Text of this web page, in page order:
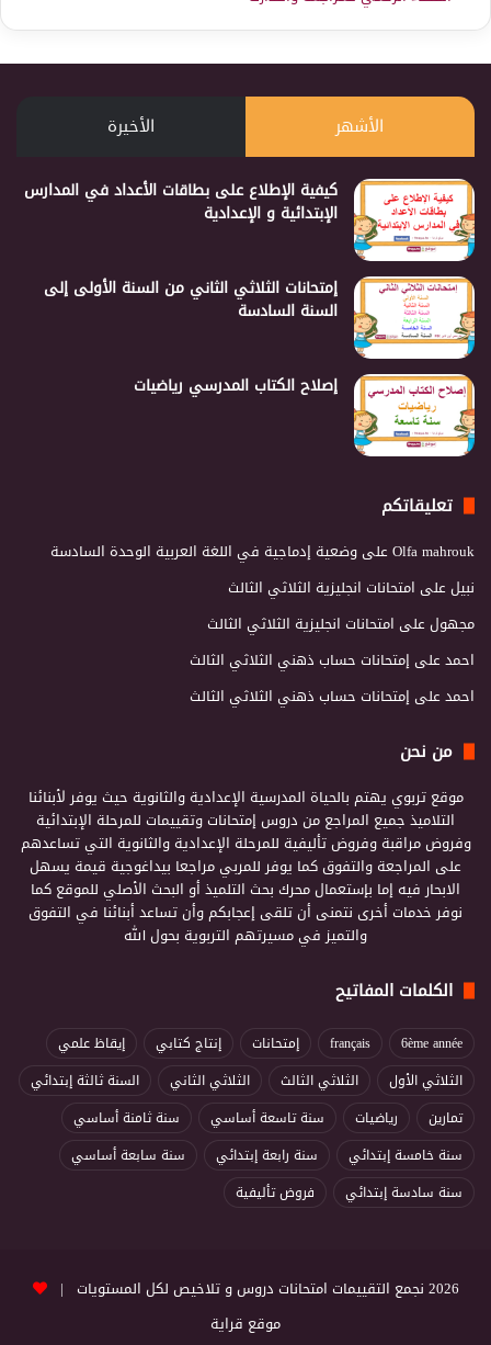
الأشهر الأخيرة
كيفية الإطلاع على بطاقات الأعداد في المدارس
الإبتدائية و الإعدادية
إمتحانات الثلاثي الثاني من السنة الأولى إلى
السنة السادسة
إصلاح الكتاب المدرسي رياضيات
تعليقاتكم
Olfa mahroukعلى وضعية إدماجية في اللغة العربية الوحدة السادسة
نبيلعلى امتحانات انجليزية الثلاثي الثالث
مجهولعلى امتحانات انجليزية الثلاثي الثالث
احمدعلى إمتحانات حساب ذهني الثلاثي الثالث
احمدعلى إمتحانات حساب ذهني الثلاثي الثالث
من نحن
موقع تربوي يهتم بالحياة المدرسية الإعدادية والثانوية حيث يوفر لأبنائنا
التلاميذ جميع المراجع من دروس إمتحانات وتقييمات للمرحلة الإبتدائية
وفروض مراقبة وفروض تأليفية للمرحلة الإعدادية والثانوية التي تساعدهم
على المراجعة والتفوق كما يوفر للمربي مراجعا بيداغوجية قيمة يسهل
الابحار فيه إما بإستعمال محرك بحث التلميذ أو البحث الأصلي للموقع كما
نوفر خدمات أخرى نتمنى أن تلقى إعجابكم وأن تساعد أبنائنا في التفوق
والتميز في مسيرتهم التربوية بحول الله
الكلمات المفاتيح
6ème année
français إمتحانات إنتاج كتابي
إيقاظ علمي
الثلاثي الأول
الثلاثي الثالث الثلاثي الثاني
السنة ثالثة إبتدائي
تمارين
رياضيات سنة تاسعة أساسي
سنة ثامنة أساسي
سنة خامسة إبتدائي
سنة رابعة إبتدائي
سنة سابعة أساسي
سنة سادسة إبتدائي
فروض تأليفية
2026 نجمع التقييمات امتحانات دروس و تلاخيص لكل المستويات |
موقع قراية